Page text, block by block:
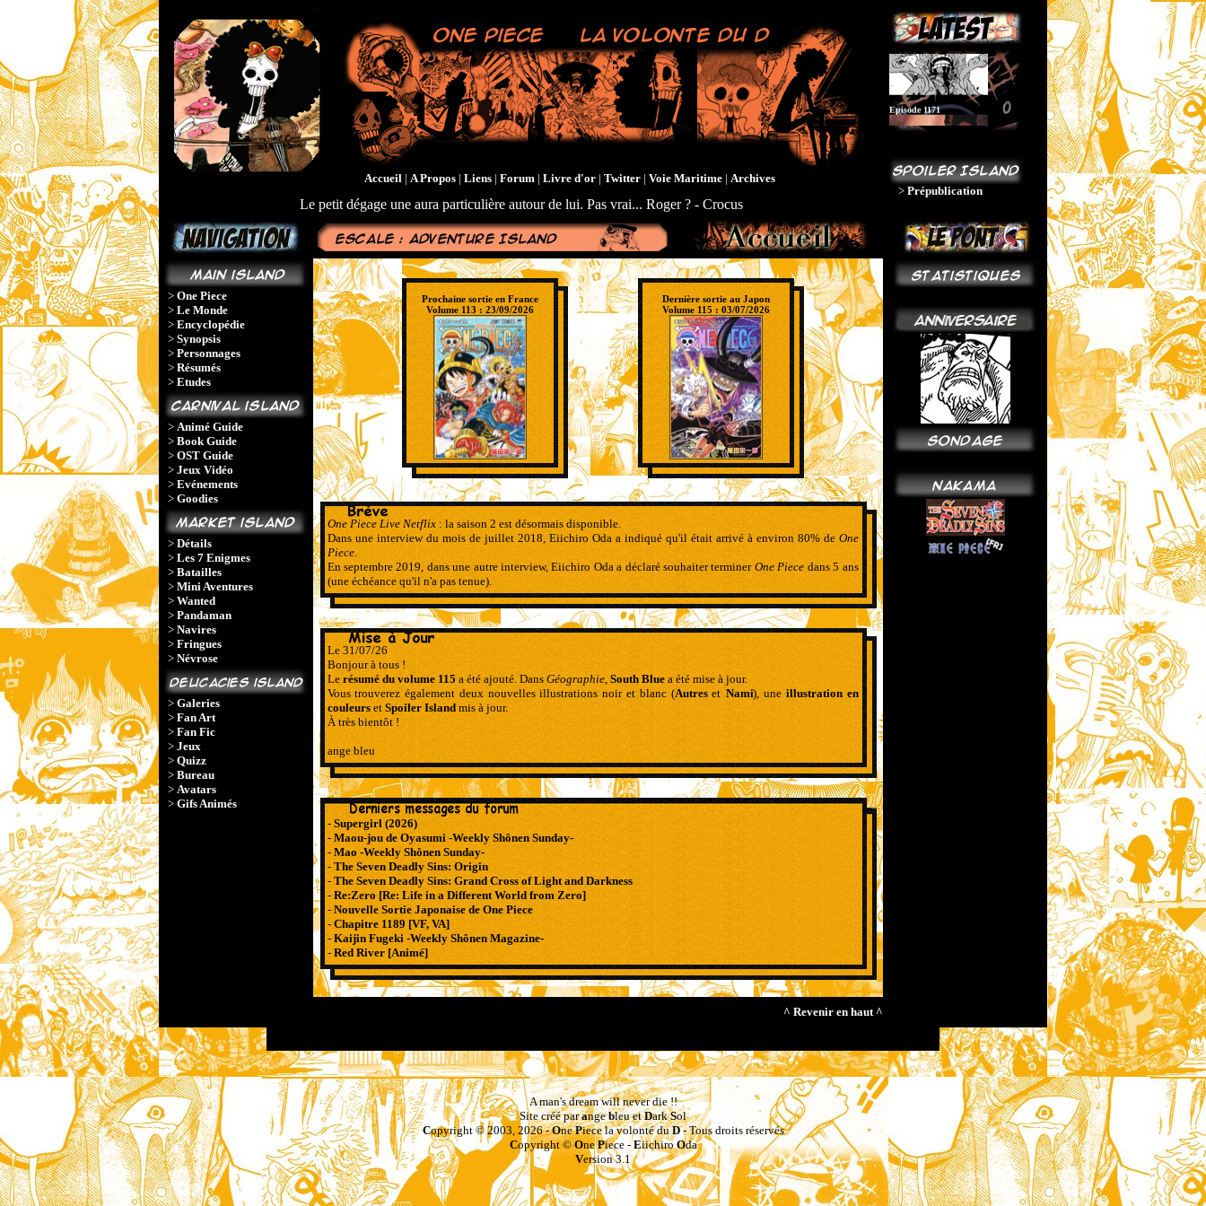
Accueil | A Propos | Liens | Forum | Livre d'or | Twitter | Voie Maritime | Archives
Le petit dégage une aura particulière autour de lui. Pas vrai... Roger ? - Crocus
Chapitre 1189
Episode 1171
> Prépublication
> One Piece
> Le Monde
> Encyclopédie
> Synopsis
> Personnages
> Résumés
> Etudes
> Animé Guide
> Book Guide
> OST Guide
> Jeux Vidéo
> Evénements
> Goodies
> Détails
> Les 7 Enigmes
> Batailles
> Mini Aventures
> Wanted
> Pandaman
> Navires
> Fringues
> Névrose
> Galeries
> Fan Art
> Fan Fic
> Jeux
> Quizz
> Bureau
> Avatars
> Gifs Animés
Prochaine sortie en France
Volume 113 : 23/09/2026
Dernière sortie au Japon
Volume 115 : 03/07/2026
One Piece Live Netflix: la saison 2 est désormais disponible.
Dans une interview du mois de juillet 2018, Eiichiro Oda a indiqué qu'il était arrivé à environ 80% de One
Piece.
En septembre 2019, dans une autre interview, Eiichiro Oda a déclaré souhaiter terminerOne Piece dans 5 ans
(une échéance qu'il n'a pas tenue).
Le 31/07/26
Bonjour à tous !
Lerésumé du volume 115a été ajouté. DansGéographie,South Bluea été mise à jour.
Vous trouverez également deux nouvelles illustrations noir et blanc (AutresetNami), uneillustration en
couleursetSpoiler Islandmis à jour.
À très bientôt !
ange bleu
-Supergirl (2026)
-Maou-jou de Oyasumi -Weekly Shônen Sunday-
-Mao -Weekly Shônen Sunday-
-The Seven Deadly Sins: Origin
-The Seven Deadly Sins: Grand Cross of Light and Darkness
-Re:Zero [Re: Life in a Different World from Zero]
-Nouvelle Sortie Japonaise de One Piece
-Chapitre 1189 [VF, VA]
-Kaijin Fugeki -Weekly Shônen Magazine-
-Red River [Animé]
^ Revenir en haut ^
A man's dream will never die !!
Site créé parangebleu etDarkSol
Copyright © 2003, 2026 -OnePiece la volonté duD- Tous droits réservés
Copyright ©OnePiece -EiichiroOda
Version 3.1